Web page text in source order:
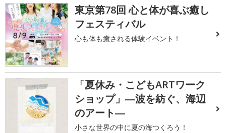
東京第78回 心と体が喜ぶ癒し
フェスティバル
心も体も癒される体験イベント！
「夏休み・こどもARTワーク
ショップ」―波を紡ぐ、海辺
のアート―
小さな世界の中に夏の海つくろう！